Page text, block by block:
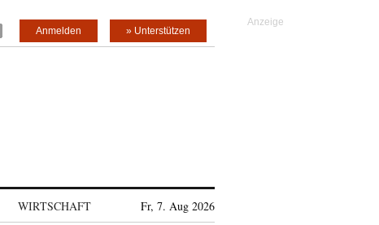
» Unterstützen
Anmelden
WIRTSCHAFT Fr, 7. Aug 2026